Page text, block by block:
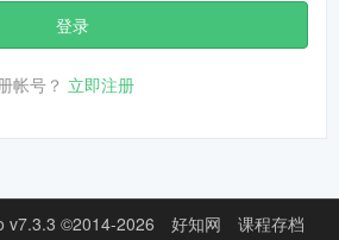
登录
帐号？ 立即注册
v7.3.3 ©2014-2026 好知网
课程存档